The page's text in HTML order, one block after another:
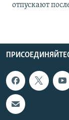
отпускают